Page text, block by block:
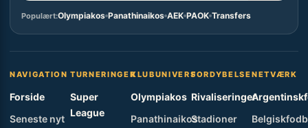
Populært:Olympiakos Panathinaikos AEK PAOK Transfers
NAVIGATION
Forside
Seneste nyt
TURNERINGER
Super
League
KLUBUNIVERS
Olympiakos
Panathinaikos
FORDYBELSE
Rivaliseringer
Stadioner
NETVÆRK